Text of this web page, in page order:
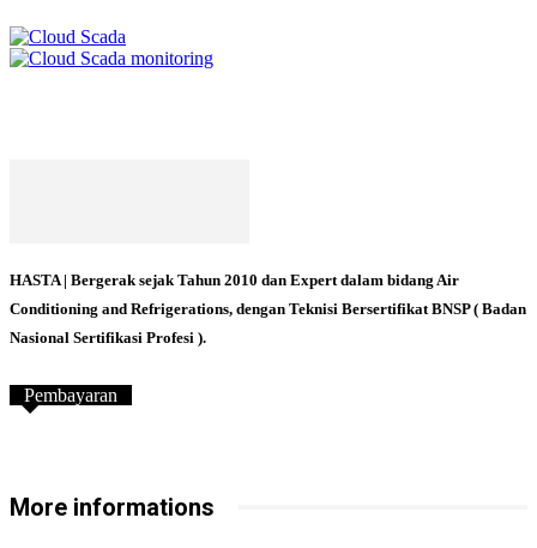
HASTA | Bergerak sejak Tahun 2010 dan Expert dalam bidang Air
Conditioning and Refrigerations, dengan Teknisi Bersertifikat BNSP ( Badan
Nasional Sertifikasi Profesi ).
Pembayaran
More informations